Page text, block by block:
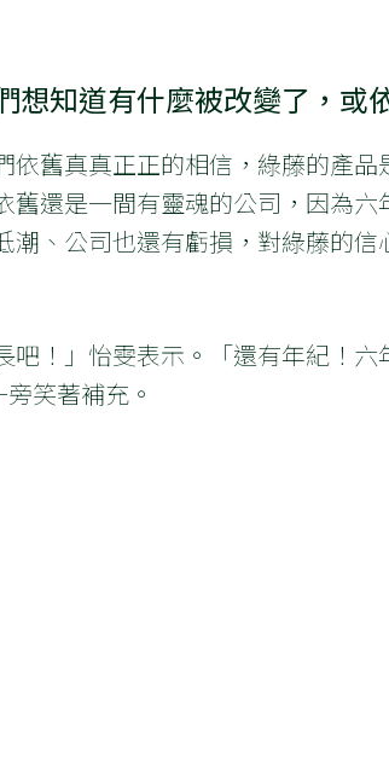
想知道有什麼被改變了，或
依舊真真正正的相信，綠藤的產
還是一間有靈魂的公司，因為
、公司也還有虧損，對綠藤的
吧！」怡雯表示。「還有年紀！
笑著補充。